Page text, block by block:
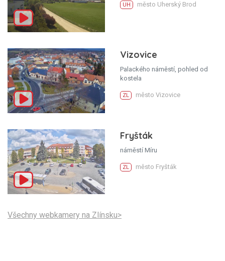
UH město Uherský Brod
Vizovice
Palackého náměstí, pohled od
kostela
ZL město Vizovice
Fryšták
náměstí Míru
ZL město Fryšták
Všechny webkamery na Zlínsku>